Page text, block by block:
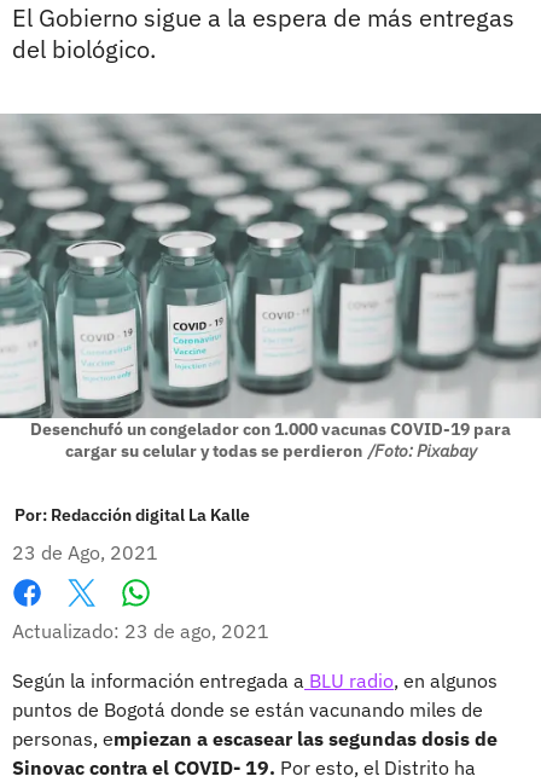
El Gobierno sigue a la espera de más entregas
del biológico.
Desenchufó un congelador con 1.000 vacunas COVID-19 para
cargar su celular y todas se perdieron /Foto: Pixabay
Por: Redacción digital La Kalle
23 de Ago, 2021
Facebook
X
Actualizado: 23 de ago, 2021
Según la información entregada a BLU radio, en algunos
puntos de Bogotá donde se están vacunando miles de
personas, empiezan a escasear las segundas dosis de
Sinovac contra el COVID- 19. Por esto, el Distrito ha